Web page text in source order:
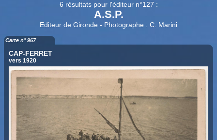
6 résultats pour l'éditeur n°127 :
A.S.P.
Editeur de Gironde - Photographe : C. Marini
Carte n° 967
CAP-FERRET
vers 1920